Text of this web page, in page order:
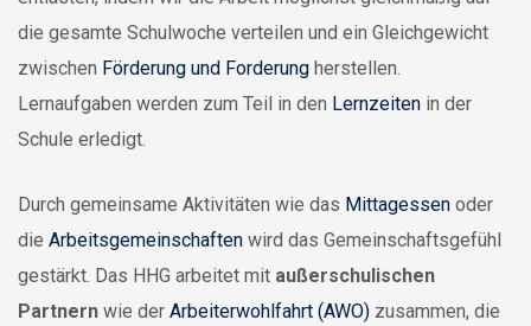
die gesamte Schulwoche verteilen und ein Gleichgewicht
zwischen Förderung und Forderung herstellen.
Lernaufgaben werden zum Teil in den Lernzeiten in der
Schule erledigt.
Durch gemeinsame Aktivitäten wie das Mittagessen oder
die Arbeitsgemeinschaften wird das Gemeinschaftsgefühl
gestärkt. Das HHG arbeitet mit außerschulischen
Partnern wie der Arbeiterwohlfahrt (AWO) zusammen, die